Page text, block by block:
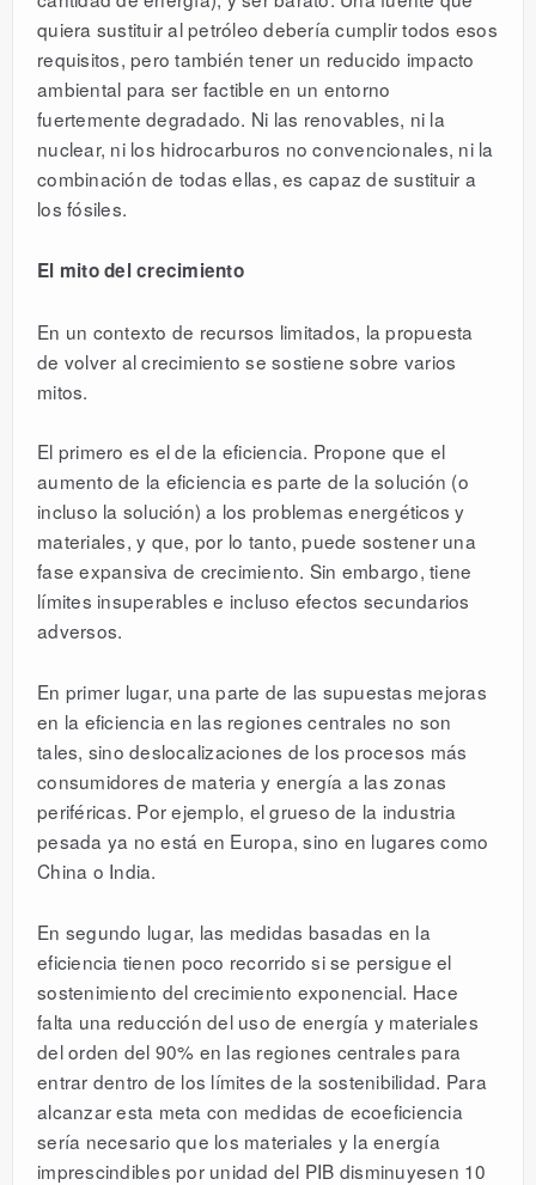
quiera sustituir al petróleo debería cumplir todos esos
requisitos, pero también tener un reducido impacto
ambiental para ser factible en un entorno
fuertemente degradado. Ni las renovables, ni la
nuclear, ni los hidrocarburos no convencionales, ni la
combinación de todas ellas, es capaz de sustituir a
los fósiles.
El mito del crecimiento
En un contexto de recursos limitados, la propuesta
de volver al crecimiento se sostiene sobre varios
mitos.
El primero es el de la eficiencia. Propone que el
aumento de la eficiencia es parte de la solución (o
incluso la solución) a los problemas energéticos y
materiales, y que, por lo tanto, puede sostener una
fase expansiva de crecimiento. Sin embargo, tiene
límites insuperables e incluso efectos secundarios
adversos.
En primer lugar, una parte de las supuestas mejoras
en la eficiencia en las regiones centrales no son
tales, sino deslocalizaciones de los procesos más
consumidores de materia y energía a las zonas
periféricas. Por ejemplo, el grueso de la industria
pesada ya no está en Europa, sino en lugares como
China o India.
En segundo lugar, las medidas basadas en la
eficiencia tienen poco recorrido si se persigue el
sostenimiento del crecimiento exponencial. Hace
falta una reducción del uso de energía y materiales
del orden del 90% en las regiones centrales para
entrar dentro de los límites de la sostenibilidad. Para
alcanzar esta meta con medidas de ecoeficiencia
sería necesario que los materiales y la energía
imprescindibles por unidad del PIB disminuyesen 10